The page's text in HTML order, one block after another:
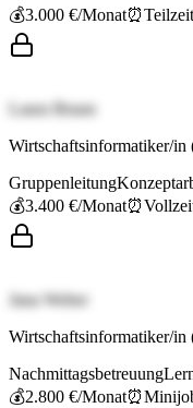
💰3.000 €/Monat⏰Teilzeit
Laura Braun
Wirtschaftsinformatiker/in
Gruppenleitung
💰3.400 €/Monat⏰
Jana Weber
Wirtschaftsinformatiker/in
Nachmittagsbetreuung
💰2.800 €/Monat⏰